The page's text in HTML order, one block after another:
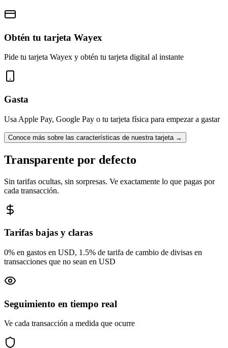
Obtén tu tarjeta Wayex
Pide tu tarjeta Wayex y obtén tu tarjeta digital al instante
Gasta
Usa Apple Pay, Google Pay o tu tarjeta física para empezar a gastar
Conoce más sobre las características de nuestra tarjeta →
Transparente por defecto
Sin tarifas ocultas, sin sorpresas. Ve exactamente lo que pagas por
cada transacción.
Tarifas bajas y claras
0% en gastos en USD, 1.5% de tarifa de cambio de divisas en
transacciones que no sean en USD
Seguimiento en tiempo real
Ve cada transacción a medida que ocurre